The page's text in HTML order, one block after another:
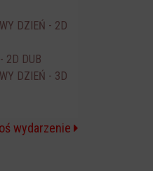
DZIEŃ - 2D
2D DUB
DZIEŃ - 3D
wydarzenie